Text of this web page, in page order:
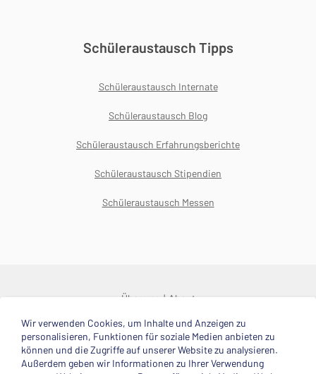
Schüleraustausch Tipps
Schüleraustausch Internate
Schüleraustausch Blog
Schüleraustausch Erfahrungsberichte
Schüleraustausch Stipendien
Schüleraustausch Messen
Über uns About
© 2025 Deutsche Stiftung Völkerverständigung
Impressum Datenschutzerklärung Kontakt
Wir verwenden Cookies, um Inhalte und Anzeigen zu
personalisieren, Funktionen für soziale Medien anbieten zu
können und die Zugriffe auf unserer Website zu analysieren.
Außerdem geben wir Informationen zu Ihrer Verwendung